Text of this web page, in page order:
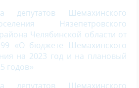
депутатов Шемахинского
Нязепетровского
Челябинской области от
«О бюджете Шемахинского
на 2023 год и на плановый
годов»
депутатов Шемахинского